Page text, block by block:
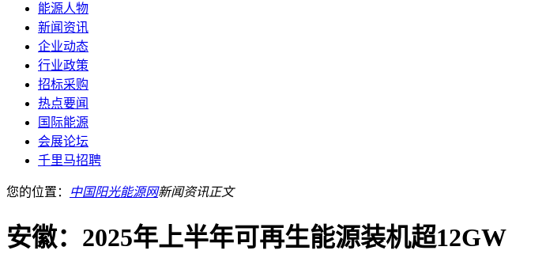
能源人物
新闻资讯
企业动态
行业政策
招标采购
热点要闻
国际能源
会展论坛
千里马招聘
您的位置： 中国阳光能源网新闻资讯正文
安徽：2025年上半年可再生能源装机超12GW